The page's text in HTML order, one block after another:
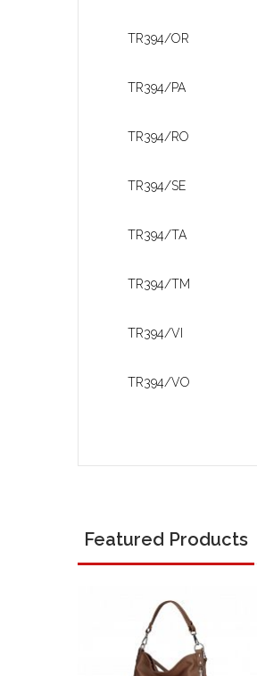
TR394/OR
TR394/PA
TR394/RO
TR394/SE
TR394/TA
TR394/TM
TR394/VI
TR394/VO
Featured Products